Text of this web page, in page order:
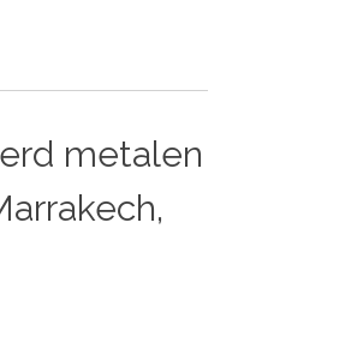
metalen